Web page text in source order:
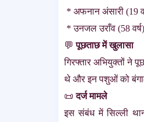
* अफनान अंसारी (19
* उनजल उराँव (58 वर्ष)
💬पूछताछ में खुलासा
गिरफ्तार अभियुक्तों ने
थे और इन पशुओं को
📜दर्ज मामले
इस संबंध में सिल्ली